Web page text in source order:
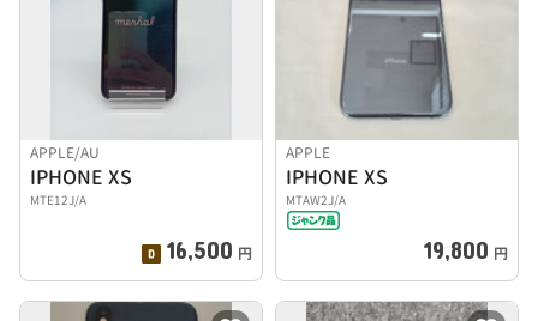
APPLE/AU
IPHONE XS
MTE12J/A
16,500 円
APPLE
IPHONE XS
MTAW2J/A
19,800 円